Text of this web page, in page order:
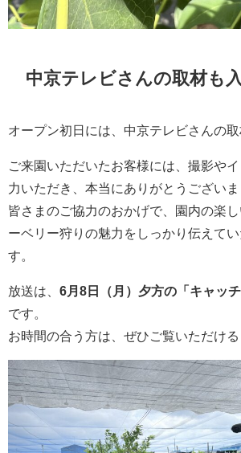
中京テレビさんの取材も
オープン初日には、中京テレビさんの取
ご来園いただいたお客様には、撮影や
力いただき、本当にありがとうございま
皆さまのご協力のおかげで、園内の楽
ーベリー狩りの魅力をしっかり伝えて
す。
放送は、 6月8日（月）夕方の「キャッ
です。
お時間の合う方は、ぜひご覧いただける